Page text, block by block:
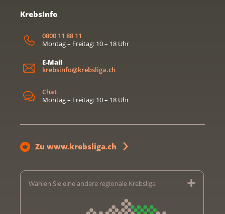
KrebsInfo
0800 11 88 11
Montag – Freitag: 10 – 18 Uhr
E-Mail
krebsinfo@krebsliga.ch
Chat
Montag – Freitag: 10 – 18 Uhr
Zu www.krebsliga.ch
Wählen Sie eine andere regionale Krebsliga